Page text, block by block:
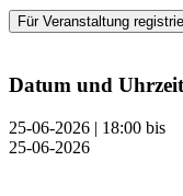
Für Veranstaltung
Datum und Uhrzeit
25-06-2026 | 18:00 bis
25-06-2026